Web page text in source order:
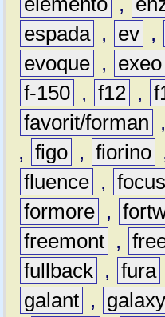
espada , ev ,
evoque , exeo
f-150 , f12 ,
favorit/forman
,
, figo , fiorino
fluence , focus
formore ,
freemont ,
fullback , fura
galant , galaxy